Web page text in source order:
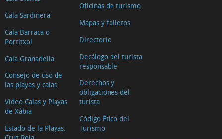
Cala Sardinera
Cala Barraca o
Portitxol
Cala Granadella
Consejo de uso de
las playas y calas
Video Calas y Playas
de Xàbia
Estado de la Playas.
Oficinas de turismo
Mapas y folletos
Directorio
Decálogo del turista
responsable
Derechos y
obligaciones del
turista
Código Ético del
Turismo